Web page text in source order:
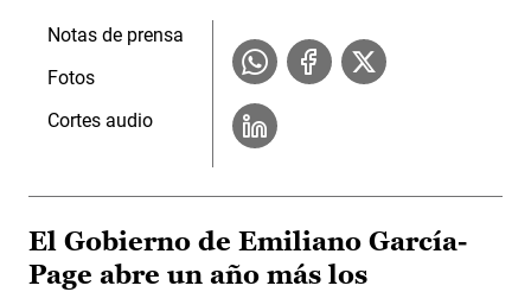
Notas de prensa
Fotos
Cortes audio
El Gobierno de Emiliano García-
Page abre un año más los